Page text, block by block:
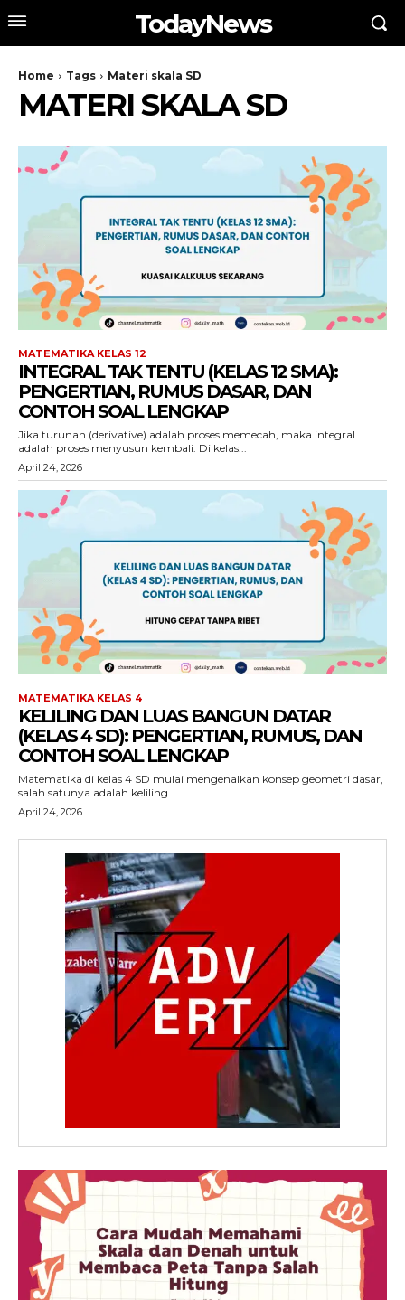
TodayNews
Home Tags Materi skala SD
MATERI SKALA SD
MATEMATIKA KELAS 12
INTEGRAL TAK TENTU (KELAS 12 SMA):
PENGERTIAN, RUMUS DASAR, DAN
CONTOH SOAL LENGKAP
Jika turunan (derivative) adalah proses memecah, maka integral
adalah proses menyusun kembali. Di kelas...
April 24, 2026
MATEMATIKA KELAS 4
KELILING DAN LUAS BANGUN DATAR
(KELAS 4 SD): PENGERTIAN, RUMUS, DAN
CONTOH SOAL LENGKAP
Matematika di kelas 4 SD mulai mengenalkan konsep geometri dasar,
salah satunya adalah keliling...
April 24, 2026